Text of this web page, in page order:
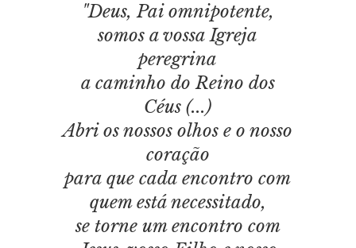
"Deus, Pai omnipotente,
somos a vossa Igreja
peregrina
a caminho do Reino dos
Céus (...)
Abri os nossos olhos e o nosso
coração
para que cada encontro com
quem está necessitado,
se torne um encontro com